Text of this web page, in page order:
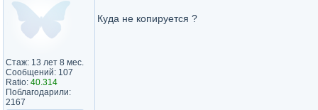
Стаж: 13 лет 8 мес.
Сообщений: 107
Ratio: 40.314
Поблагодарили:
2167
Куда не копируется ?